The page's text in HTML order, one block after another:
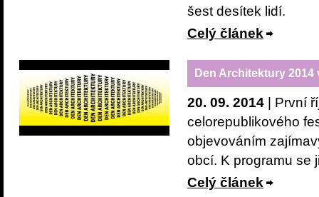
šest desítek lidí.
Celý článek
Den Architektury
20. 09. 2014 | První
celorepublikového
objevováním
obcí. K programu se
Celý článek